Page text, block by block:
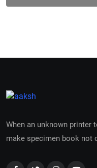
When an unknown printer
make specimen book not